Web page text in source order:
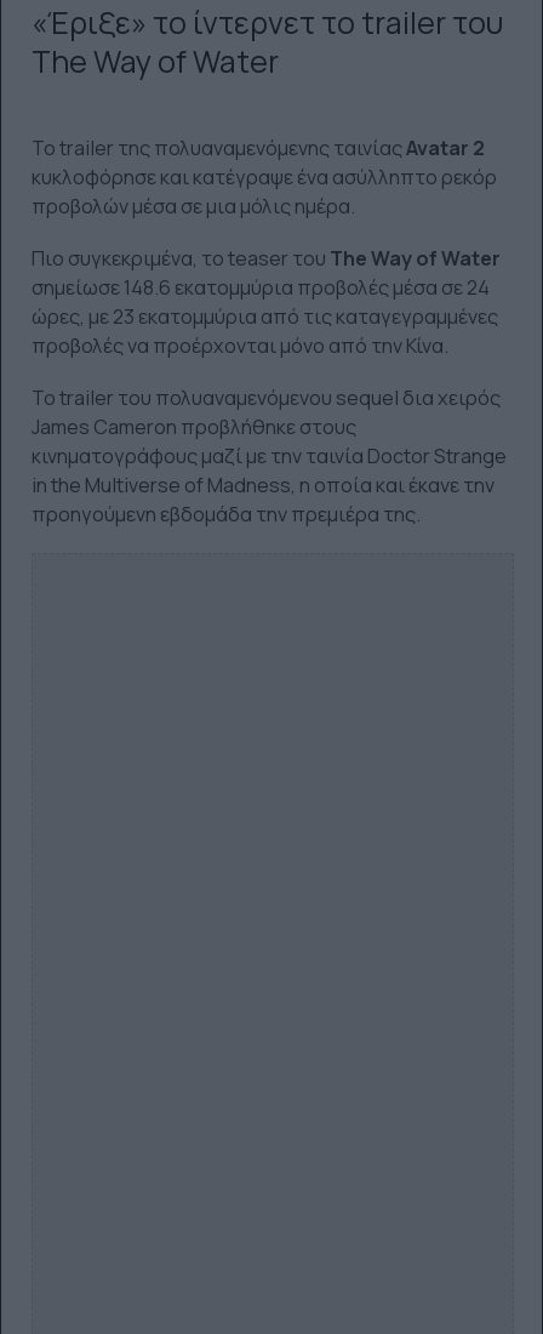
«Έριξε» το ίντερνετ το trailer του
The Way of Water
Το trailer της πολυαναμενόμενης ταινίαςAvatar 2
κυκλοφόρησε και κατέγραψε ένα ασύλληπτο ρεκόρ
προβολών μέσα σε μια μόλις ημέρα.
Πιο συγκεκριμένα, το teaser του The Way of Water
σημείωσε 148.6 εκατομμύρια προβολές μέσα σε 24
ώρες, με 23 εκατομμύρια από τις καταγεγραμμένες
προβολές να προέρχονται μόνο από την Κίνα.
Το trailer του πολυαναμενόμενου sequel δια χειρός
James Cameron προβλήθηκε στους
κινηματογράφους μαζί με την ταινία Doctor Strange
in the Multiverse of Madness, η οποία και έκανε την
προηγούμενη εβδομάδα την πρεμιέρα της.